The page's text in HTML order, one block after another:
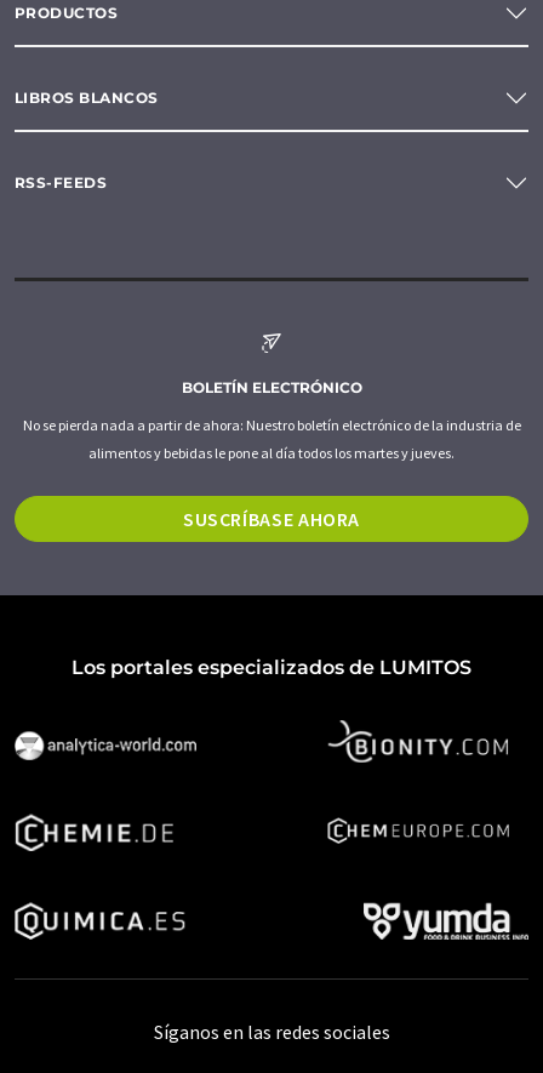
PRODUCTOS
LIBROS BLANCOS
RSS-FEEDS
BOLETÍN ELECTRÓNICO
No se pierda nada a partir de ahora: Nuestro boletín electrónico de la industria de
alimentos y bebidas le pone al día todos los martes y jueves.
SUSCRÍBASE AHORA
Los portales especializados de LUMITOS
Síganos en las redes sociales